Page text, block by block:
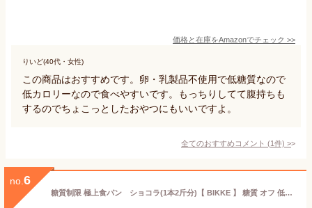
価格と在庫をAmazonでチェック >>
りいど(40代・女性)
この商品はおすすめです。卵・乳製品不使用で低糖質なので
低カロリーなので食べやすいです。もっちりしてて腹持ちも
するのでちょこっとしたおやつにもいいですよ。
全てのおすすめコメント (1件) >
no. 6
糖質制限 極上食パン ショコラ(1本2斤分)【 BIKKE 】 糖質 オフ 低糖質 ダイエット 食品 ロカボ パン 通販 カット GI値 低い 主食 置き換え 食材 ローカーボ 食べ物 お取り寄せ 食物 繊維 焼成 冷凍 コンビニ 減量 サポート